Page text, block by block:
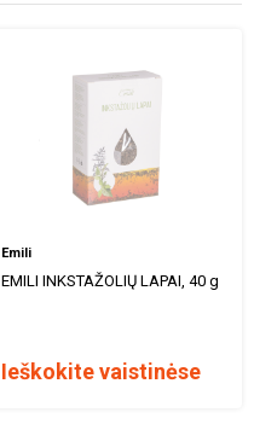
Emili
EMILI INKSTAŽOLIŲ LAPAI, 40 g
Ieškokite vaistinėse